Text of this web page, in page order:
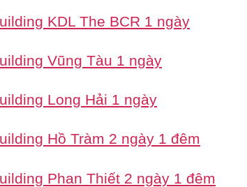
KDL The BCR 1 ngày
Vũng Tàu 1 ngày
Long Hải 1 ngày
Hồ Tràm 2 ngày 1 đêm
Phan Thiết 2 ngày 1 đêm